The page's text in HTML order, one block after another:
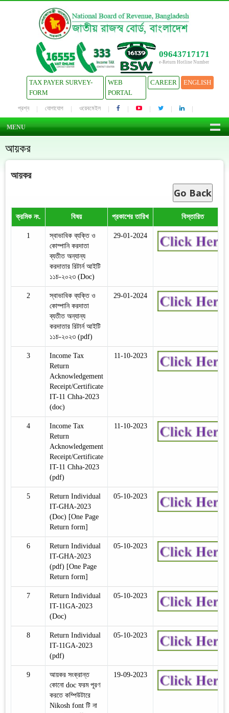
09643717171
e-Return Hotline Number
TAX PAYER SURVEY-
FORM
WEB
PORTAL
CAREER ENGLISH
প্রশ্ন যোগাযোগ ওয়েবমেইল
MENU
আয়কর
আয়কর
Go Back
ক্রমিক নং. বিষয় প্রকাশের তারিখ বিস্তারিত
1
স্বাভাবিক ব্যক্তি ও
কোম্পানি করদাতা
ব্যতীত অন্যান্য
করদাতার রিটার্ন আইটি
১১চ-২০২৩ (Doc)
29-01-2024
2
স্বাভাবিক ব্যক্তি ও
কোম্পানি করদাতা
ব্যতীত অন্যান্য
করদাতার রিটার্ন আইটি
১১চ-২০২৩ (pdf)
29-01-2024
3
Income Tax
Return
Acknowledgement
Receipt/Certificate
IT-11 Chha-2023
(doc)
11-10-2023
4
Income Tax
Return
Acknowledgement
Receipt/Certificate
IT-11 Chha-2023
(pdf)
11-10-2023
5
Return Individual
IT-GHA-2023
(Doc) [One Page
Return form]
05-10-2023
6
Return Individual
IT-GHA-2023
(pdf) [One Page
Return form]
05-10-2023
7
Return Individual
IT-11GA-2023
(Doc)
05-10-2023
8
Return Individual
IT-11GA-2023
(pdf)
05-10-2023
9
আয়কর সংক্রান্ত
কোনো doc ফরম পূরণ
করতে কম্পিউটারে
Nikosh font টি না
19-09-2023